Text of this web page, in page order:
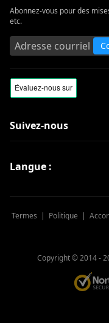
Abonnez-vous pour des
etc.
Suivez-nous
Langue :
Termes | Politique |
Copyright © 2014 -